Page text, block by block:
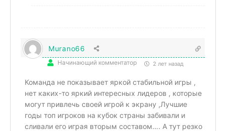
Murano66
Начинающий комментатор 2 лет назад
Команда не показывает яркой стабильной игры ,
нет каких-то яркий интересных лидеров , которые
могут привлечь своей игрой к экрану ,Лучшие
годы топ игроков на кубок страны забивали и
сливали его играя вторым составом…. А тут резко